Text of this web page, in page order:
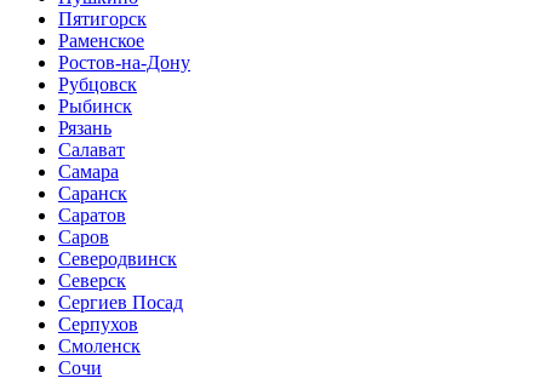
Пятигорск
Раменское
Ростов-на-Дону
Рубцовск
Рыбинск
Рязань
Салават
Самара
Саранск
Саратов
Саров
Северодвинск
Северск
Сергиев Посад
Серпухов
Смоленск
Сочи